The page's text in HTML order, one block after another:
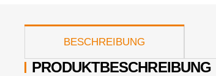
weitere Registerkarten anzeigen
BESCHREIBUNG
PRODUKTBESCHREIBUNG